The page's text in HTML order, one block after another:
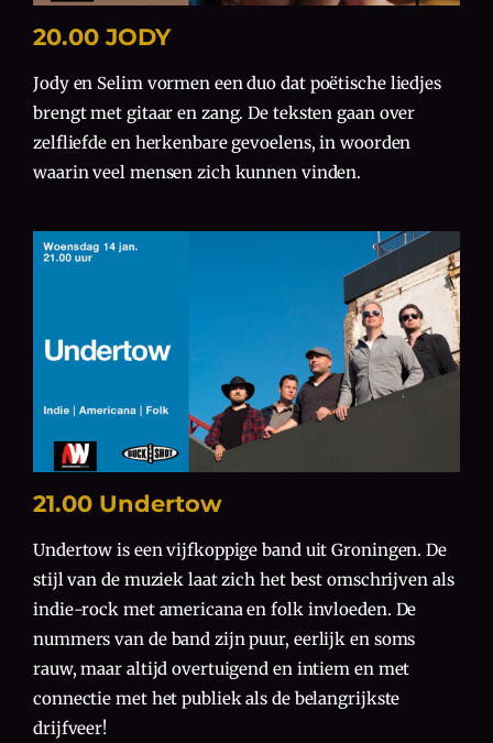
20.00 JODY
Jody en Selim vormen een duo dat poëtische liedjes
brengt met gitaar en zang. De teksten gaan over
zelfliefde en herkenbare gevoelens, in woorden
waarin veel mensen zich kunnen vinden.
21.00 Undertow
Undertow is een vijfkoppige band uit Groningen. De
stijl van de muziek laat zich het best omschrijven als
indie-rock met americana en folk invloeden. De
nummers van de band zijn puur, eerlijk en soms
rauw, maar altijd overtuigend en intiem en met
connectie met het publiek als de belangrijkste
drijfveer!